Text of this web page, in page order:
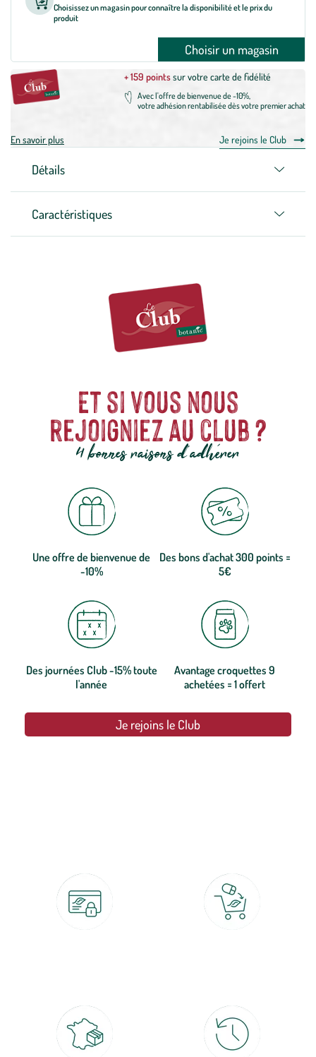
Choisissez un magasin pour connaître la disponibilité et le prix du
produit
Choisir un magasin
+ 159 pointssur votre carte de fidélité
Avec l'offre de bienvenue de -10%,
votre adhésion rentabilisée dès votre premier achat
En savoir plus Je rejoins le Club
Détails
Caractéristiques
Et si vous nous
rejoigniez au club ?
4 bonnes raisons d'adhérer
Une offre de bienvenue de
-10%
Des bons d'achat 300 points =
5€
Des journées Club -15% toute
l'année
Avantage croquettes 9
achetées = 1 offert
Je rejoins le Club